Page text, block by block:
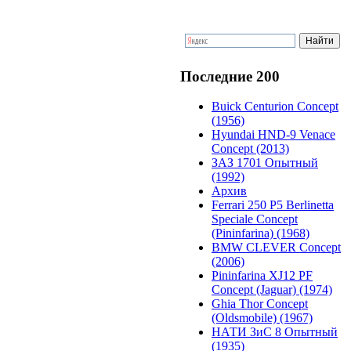
Последние 200
Buick Centurion Concept
(1956)
Hyundai HND-9 Venace
Concept (2013)
ЗАЗ 1701 Опытный
(1992)
Архив
Ferrari 250 P5 Berlinetta
Speciale Concept
(Pininfarina) (1968)
BMW CLEVER Concept
(2006)
Pininfarina XJ12 PF
Concept (Jaguar) (1974)
Ghia Thor Concept
(Oldsmobile) (1967)
НАТИ ЗиС 8 Опытный
(1935)